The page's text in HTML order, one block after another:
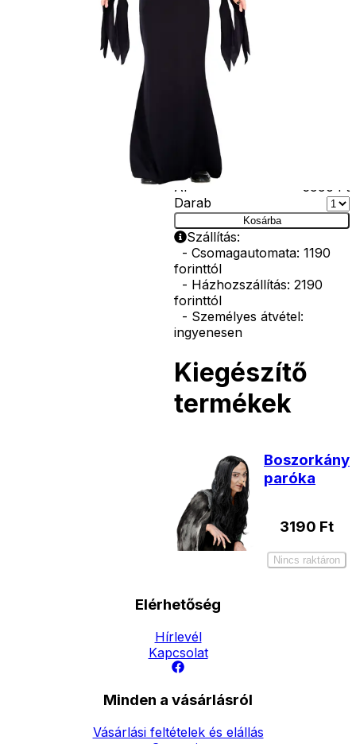
Ár
5990 Ft
Darab
Kosárba
Szállítás:
- Csomagautomata: 1190
forinttól
- Házhozszállítás: 2190
forinttól
- Személyes átvétel:
ingyenesen
Kiegészítő
termékek
Boszorkány
paróka
3190 Ft
Nincs raktáron
Elérhetőség
Hírlevél
Kapcsolat
Minden a vásárlásról
Vásárlási feltételek és elállás